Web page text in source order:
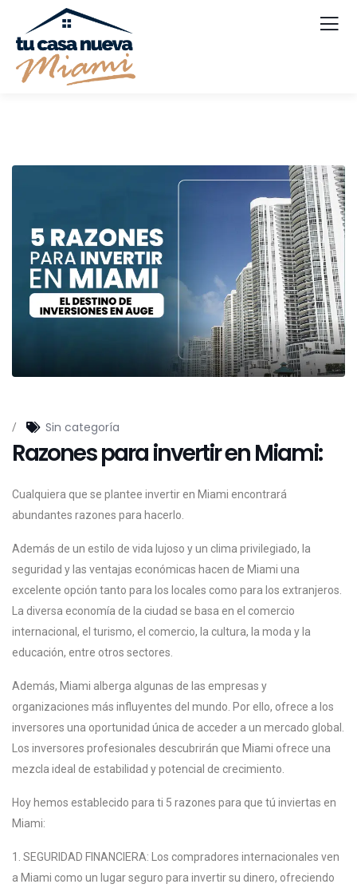
/ Sin categoría
Razones para invertir en Miami:
Cualquiera que se plantee invertir en Miami encontrará
abundantes razones para hacerlo.
Además de un estilo de vida lujoso y un clima privilegiado, la
seguridad y las ventajas económicas hacen de Miami una
excelente opción tanto para los locales como para los extranjeros.
La diversa economía de la ciudad se basa en el comercio
internacional, el turismo, el comercio, la cultura, la moda y la
educación, entre otros sectores.
Además, Miami alberga algunas de las empresas y
organizaciones más influyentes del mundo. Por ello, ofrece a los
inversores una oportunidad única de acceder a un mercado global.
Los inversores profesionales descubrirán que Miami ofrece una
mezcla ideal de estabilidad y potencial de crecimiento.
Hoy hemos establecido para ti 5 razones para que tú inviertas en
Miami:
1. SEGURIDAD FINANCIERA: Los compradores internacionales ven
a Miami como un lugar seguro para invertir su dinero, ofreciendo